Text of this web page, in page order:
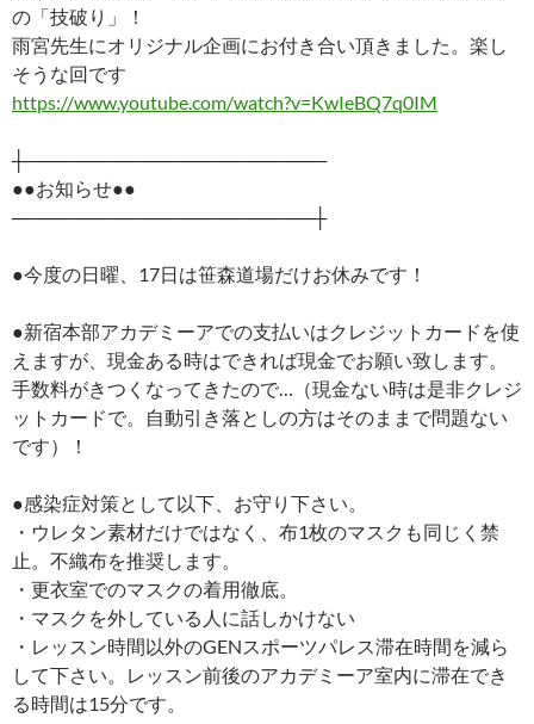
の「技破り」！
雨宮先生にオリジナル企画にお付き合い頂きました。楽し
そうな回です
https://www.youtube.com/watch?v=KwIeBQ7q0IM
┼───────────────────────
●●お知らせ●●
───────────────────────┼
●今度の日曜、17日は笹森道場だけお休みです！
●新宿本部アカデミーアでの支払いはクレジットカードを使
えますが、現金ある時はできれば現金でお願い致します。
手数料がきつくなってきたので…（現金ない時は是非クレジ
ットカードで。自動引き落としの方はそのままで問題ない
です）！
●感染症対策として以下、お守り下さい。
・ウレタン素材だけではなく、布1枚のマスクも同じく禁
止。不織布を推奨します。
・更衣室でのマスクの着用徹底。
・マスクを外している人に話しかけない
・レッスン時間以外のGENスポーツパレス滞在時間を減ら
して下さい。レッスン前後のアカデミーア室内に滞在でき
る時間は15分です。